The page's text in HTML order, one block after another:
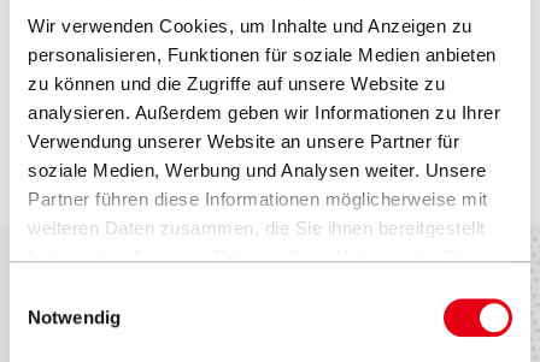
Wir verwenden Cookies, um Inhalte und Anzeigen zu
personalisieren, Funktionen für soziale Medien anbieten
zu können und die Zugriffe auf unsere Website zu
analysieren. Außerdem geben wir Informationen zu Ihrer
Verwendung unserer Website an unsere Partner für
soziale Medien, Werbung und Analysen weiter. Unsere
Partner führen diese Informationen möglicherweise mit
weiteren Daten zusammen, die Sie ihnen bereitgestellt
haben oder die sie im Rahmen Ihrer Nutzung der Dienste
Notwendig
Holzoptik
Ersatzteile und Zubehöre
Maggie McFlys
Brookfield, Amerika